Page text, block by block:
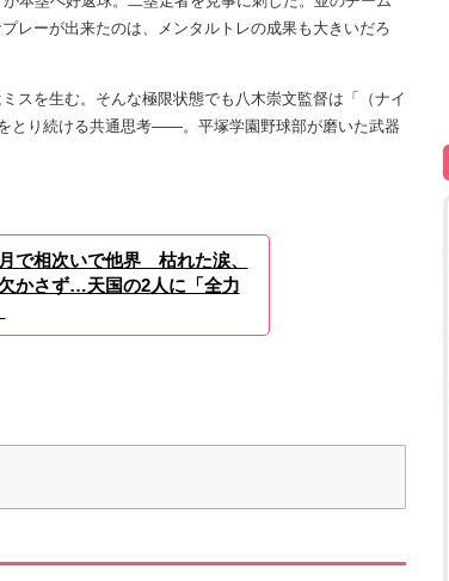
レーが出来たのは、メンタルトレの成果も大きいだろ
スを生む。そんな極限状態でも八木崇文監督は「（ナイ
とり続ける共通思考――。平塚学園野球部が磨いた武器
で相次いで他界 枯れた涙、
かさず…天国の2人に「全力